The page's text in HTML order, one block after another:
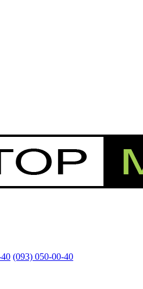
(093) 050-00-40